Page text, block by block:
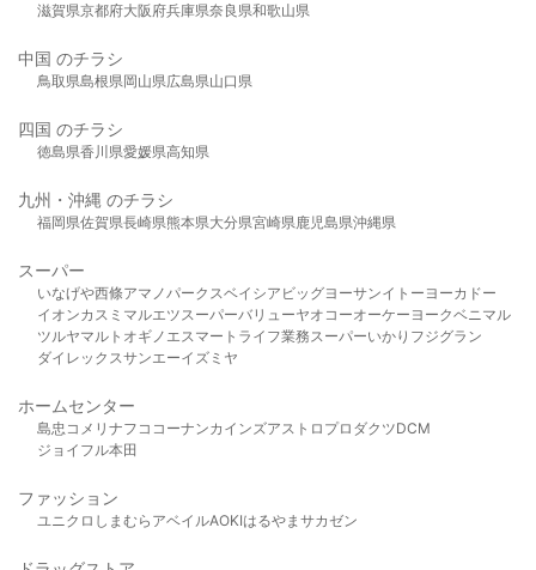
滋賀県京都府大阪府兵庫県奈良県和歌山県
中国 のチラシ
鳥取県島根県岡山県広島県山口県
四国 のチラシ
徳島県香川県愛媛県高知県
九州・沖縄 のチラシ
福岡県佐賀県長崎県熊本県大分県宮崎県鹿児島県沖縄県
スーパー
いなげや西條アマノパークスベイシア ビッグヨーサンイトーヨーカドー
イオンカスミ マルエツスーパーバリューヤオコーオーケー ヨークベニマル
ツルヤマルト オギノ エスマート ライフ業務スーパーいかり フジグラン
ダイレックスサンエーイズミヤ
ホームセンター
島忠 コメリ ナフコ コーナンカインズアストロプロダクツDCM
ジョイフル本田
ファッション
ユニクロ しまむら アベイルAOKIはるやま サカゼン